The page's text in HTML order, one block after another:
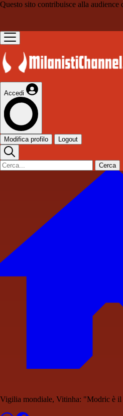
Questo sito contribuisce alla audience
Accedi
Modifica profilo Logout
Cerca
Vigilia mondiale, Vitinha: "Modric è